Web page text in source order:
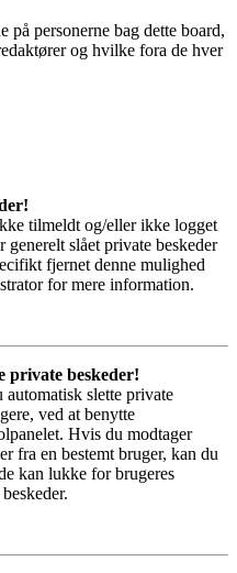
på personerne bag dette board,
og hvilke fora de hver
tilmeldt og/eller ikke logget
slået private beskeder
fjernet denne mulighed
for mere information.
private beskeder!
slette private
ved at benytte
Hvis du modtager
fra en bestemt bruger, kan du
kan lukke for brugeres